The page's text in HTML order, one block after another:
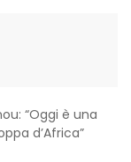
“Oggi è una
d’Africa”